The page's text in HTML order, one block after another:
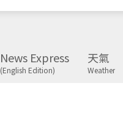
News Express
(English Edition)
天氣
Weather